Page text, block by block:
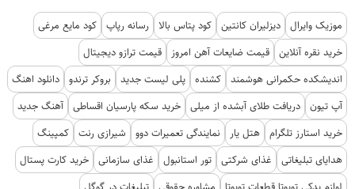
موزیک وایرال دیزلیران کانتین کود پتاس بالا رسانه رپاپ کود مایع مرغی
خرید نقره آنلاین قیمت ضایعات آهن امروز
قیمت ترازو دیجیتال
اندیشکده حکمرانی هوشمند کشنده پلی لیست جدید بروکر ترندو دانلود اهنگ
آپ تیون دریافت طلای آبشده از میلی خرید سکه پارسیان اقساطی آهنگ جدید
خرید استارز تلگرام هتل یار نمایندگی تعمیرات دوو شیرازی رنت کمپینگ
هدایای تبلیغاتی
غذای شرکتی تور استانبول غذای سازمانی خرید کارت پستال